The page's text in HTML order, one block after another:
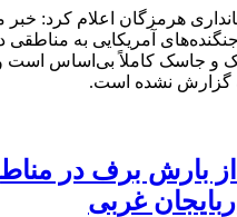
هرمزگان اعلام کرد:
آمریکایی به مناطقی
و جاسک کاملاً بی‌اساس است و
گزارش نشده است.
بارش برف در
غربی